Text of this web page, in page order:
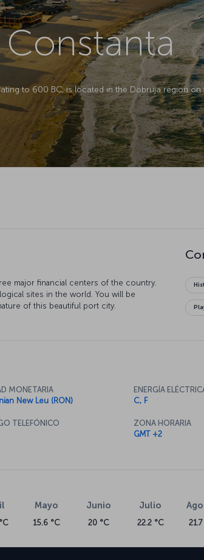
to 600 BC, is located in the Dobruja region
major financial centers of the country.
sites in the world. You will be
of this beautiful port city.
MONETARIA
New Leu (RON)
TELEFÓNICO
ENERGÍA
C, F
ZONA HORARIA
GMT +2
Mayo
15.6 °C
Junio
20 °C
Julio
22.2 °C